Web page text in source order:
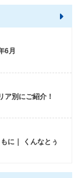
6月
ア別にご紹介！
に｜ くんなとぅ